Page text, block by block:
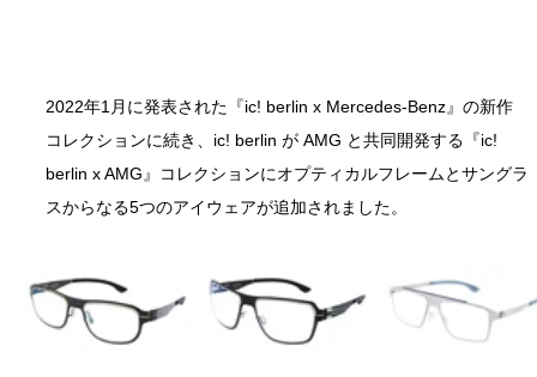
2022年1月に発表された『ic! berlin x Mercedes-Benz』の新作
コレクションに続き、ic! berlin が AMG と共同開発する『ic!
berlin x AMG』コレクションにオプティカルフレームとサングラ
スからなる5つのアイウェアが追加されました。